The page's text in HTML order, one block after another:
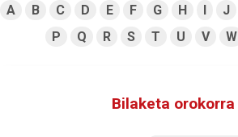
A B C D E F G H I J
P
Q R S T U V W
Bilaketa orokorra